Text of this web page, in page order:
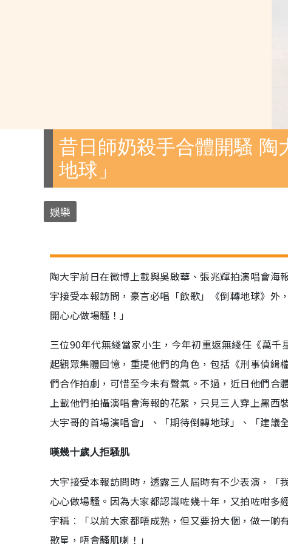
昔日師奶殺手合體開騷 陶
地球」
娛樂
陶大宇前日在微博上載與吳啟華、張兆輝拍演唱會
宇接受本報訪問，豪言必唱「飲歌」《倒轉地球》外
開心心做場騷！」
三位90年代無綫當家小生，今年初重返無綫任《萬
起觀眾集體回憶，重提他們的角色，包括《刑事偵緝
們合作拍劇，可惜至今未有聲氣。不過，近日他們
上載他們拍攝演唱會海報的花絮，只見三人穿上黑
大宇哥的首場演唱會」、「期待倒轉地球」、「建議
嘆幾十歲人拒騷肌
大宇接受本報訪問時，透露三人屆時有不少表演，「
心心做場騷。因為大家都認識咗幾十年，又拍咗咁多
宇稱︰「以前大家都唔成熟，但又要扮大個，做一啲
歌星，唔會騷肌喇！」